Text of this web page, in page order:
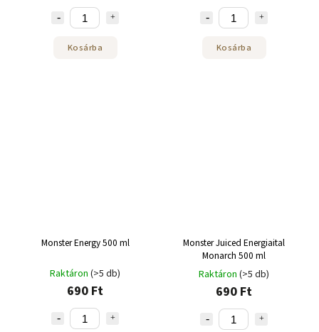
Kosárba Kosárba
Monster Energy 500 ml
Raktáron (>5 db)
690 Ft
Monster Juiced Energiaital
Monarch 500 ml
Raktáron (>5 db)
690 Ft